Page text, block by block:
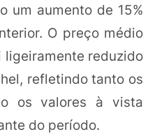
um aumento de 15%
O preço médio
reduzido
refletindo tanto os
os valores à vista
do período.